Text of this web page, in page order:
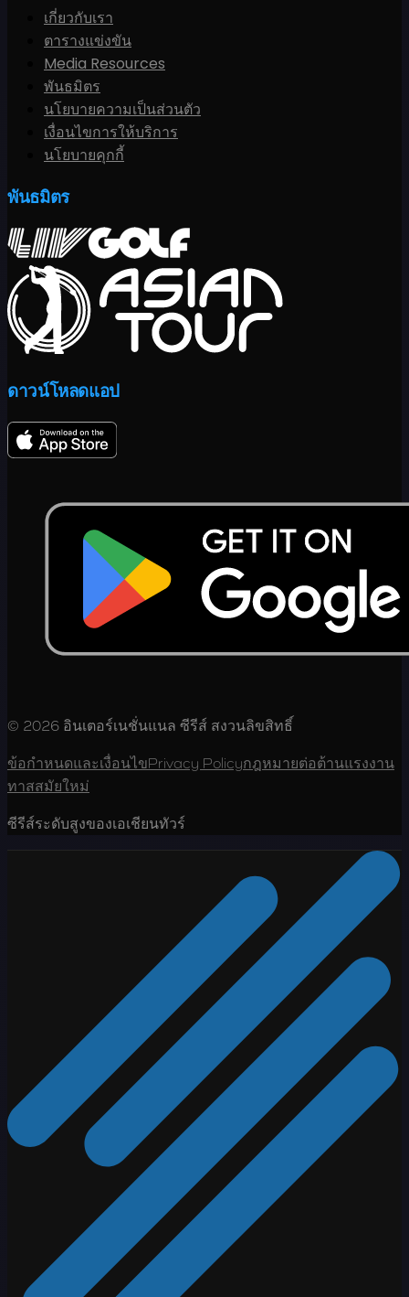
เกี่ยวกับเรา
ตารางแข่งขัน
Media Resources
พันธมิตร
นโยบายความเป็นส่วนตัว
เงื่อนไขการให้บริการ
นโยบายคุกกี้
พันธมิตร
ดาวน์โหลดแอป
© 2026 อินเตอร์เนชั่นแนล ซีรีส์ สงวนลิขสิทธิ์
ข้อกำหนดและเงื่อนไขPrivacy Policyกฎหมายต่อต้านแรงงาน
ทาสสมัยใหม่
ซีรีส์ระดับสูงของเอเชียนทัวร์